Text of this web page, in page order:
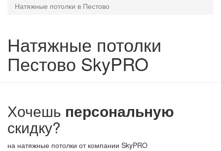
Натяжные потолки в Пестово
Натяжные потолки
Пестово SkyPRO
Хочешь персональную
скидку?
на натяжные потолки от компании SkyPRO